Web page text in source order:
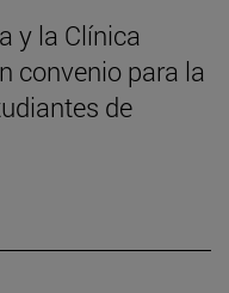
y la Clínica
convenio para la
de